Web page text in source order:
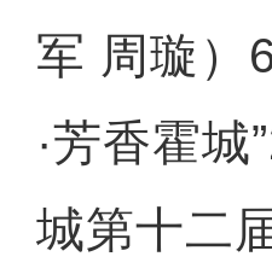
军 周璇）
·芳香霍
城第十二